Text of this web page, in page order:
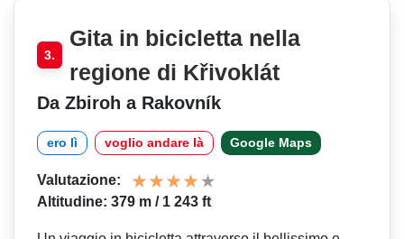
3.
Gita in bicicletta nella
regione di Křivoklát
Da Zbiroh a Rakovník
ero lì voglio andare là Google Maps
Valutazione:
Altitudine: 379 m / 1 243 ft